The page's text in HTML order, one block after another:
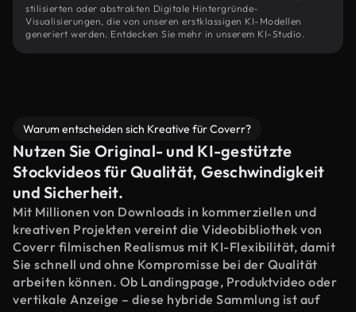
stilisierten oder abstrakten Digitale Hintergründe-
Visualisierungen, die von unseren erstklassigen KI-Modellen
generiert werden. Entdecken Sie mehr in unserem KI-Studio.
Warum entscheiden sich Kreative für Coverr?
Nutzen Sie Original- und KI-gestützte
Stockvideos für Qualität, Geschwindigkeit
und Sicherheit.
Mit Millionen von Downloads in kommerziellen und
kreativen Projekten vereint die Videobibliothek von
Coverr filmischen Realismus mit KI-Flexibilität, damit
Sie schnell und ohne Kompromisse bei der Qualität
arbeiten können. Ob Landingpage, Produktvideo oder
vertikale Anzeige – diese hybride Sammlung ist auf